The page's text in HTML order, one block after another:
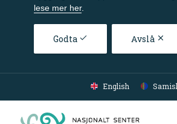
lese mer her.
Godta Avslå
Gå til hovedinnhold
English